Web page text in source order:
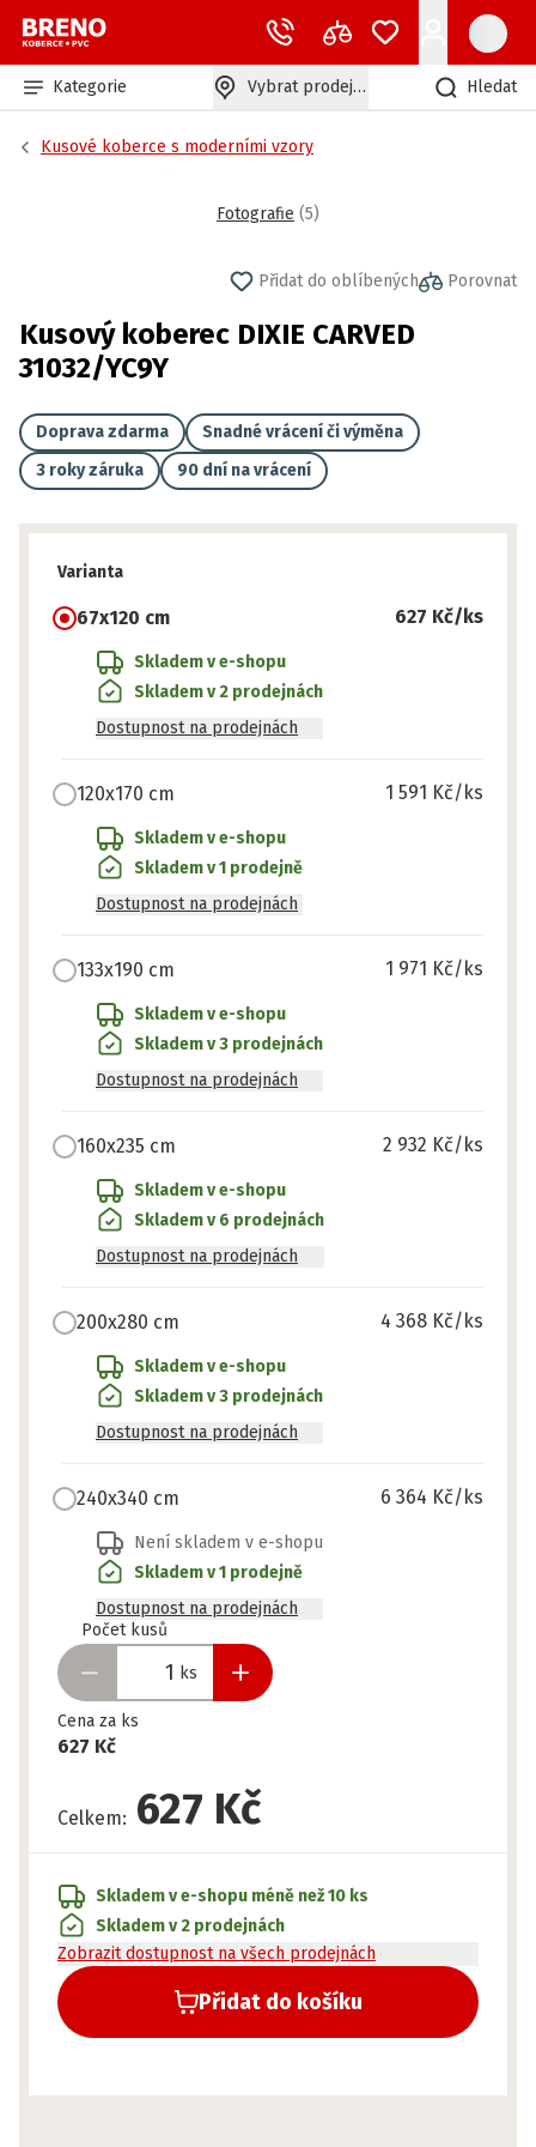
Kategorie Vybrat prodejnu Hledat
Kusové koberce s moderními vzory
Fotografie (5)
Přidat do oblíbených Porovnat
Kusový koberec DIXIE CARVED
31032/YC9Y
Doprava zdarma
Snadné vrácení či výměna
3 roky záruka
90 dní na vrácení
Varianta
67x120 cm 627 Kč/ks
Skladem v e-shopu
Skladem v 2 prodejnách
Dostupnost na prodejnách
120x170 cm 1 591 Kč/ks
Skladem v e-shopu
Skladem v 1 prodejně
Dostupnost na prodejnách
133x190 cm 1 971 Kč/ks
Skladem v e-shopu
Skladem v 3 prodejnách
Dostupnost na prodejnách
160x235 cm 2 932 Kč/ks
Skladem v e-shopu
Skladem v 6 prodejnách
Dostupnost na prodejnách
200x280 cm 4 368 Kč/ks
Skladem v e-shopu
Skladem v 3 prodejnách
Dostupnost na prodejnách
240x340 cm 6 364 Kč/ks
Není skladem v e-shopu
Skladem v 1 prodejně
Dostupnost na prodejnách
Počet kusů
ks
Připraveno
Cena za ks
627 Kč
Celkem: 627 Kč
Přidat do košíku
Skladem v e-shopu méně než 10 ks
Skladem v 2 prodejnách
Zobrazit dostupnost na všech prodejnách